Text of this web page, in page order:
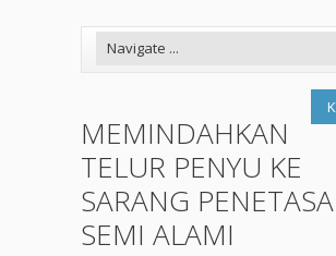
MEMINDAHKAN
TELUR PENYU KE
SARANG
SEMI ALAMI